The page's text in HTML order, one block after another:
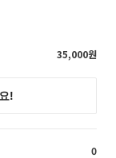
35,000원
0